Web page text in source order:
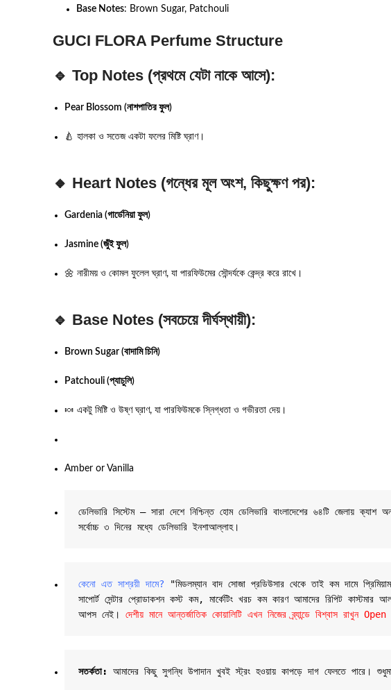
Base Notes: Brown Sugar, Patchouli
GUCI FLORA Perfume Structure
🔹 Top Notes (প্রথমে যেটা নাকে আসে):
Pear Blossom (নাশপাতির ফুল)
🍐 হালকা ও সতেজ একটা ফলের মিষ্টি ঘ্রাণ।
🔸 Heart Notes (গন্ধের মূল অংশ, কিছুক্ষণ পর):
Gardenia (গার্ডেনিয়া ফুল)
Jasmine (জুঁই ফুল)
🌼 নারীময় ও কোমল ফুলেল ঘ্রাণ, যা পারফিউমের সৌন্দর্যকে কেন্দ্র করে রাখে।
🔹 Base Notes (সবচেয়ে দীর্ঘস্থায়ী):
Brown Sugar (বাদামি চিনি)
Patchouli (প্যাচুলি)
🍬 একটু মিষ্টি ও উষ্ণ ঘ্রাণ, যা পারফিউমকে স্নিগ্ধতা ও গভীরতা দেয়।
Amber or Vanilla
ডেলিভারি সিস্টেম – সারা দেশে নিশ্চিন্ত হোম ডেলিভারি বাংলাদেশের ৬৪টি জেলায়
সর্বোচ্চ ৩ দিনের মধ্যে ডেলিভারি ইনশাআল্লাহ।
কেনো এত সাশ্রয়ী দামে? "মিডলম্যান বাদ সোজা প্রডিউসার থেকে তাই কম দামে
সাপোর্ট সেন্টার প্রোডাকশন কস্ট কম, মার্কেটিং খরচ কম কারণ আমাদের রিপিট কাস্টমার
আপস নেই। দেশীয় মানে আন্তর্জাতিক কোয়ালিটি এখন নিজের ব্র্যান্ডে বিশ্বাস রাখুন
সতর্কতা: আমাদের কিছু সুগন্ধি উপাদান খুবই স্ট্রং হওয়ায় কাপড়ে দাগ ফেলতে পারে।